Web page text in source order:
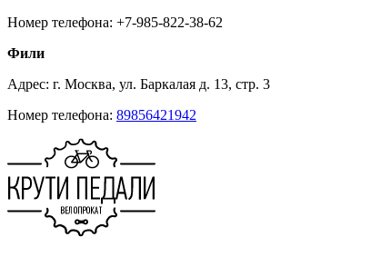
Номер телефона: +7-985-822-38-62
Фили
Адрес: г. Москва, ул. Баркалая д. 13, стр. 3
Номер телефона: 89856421942